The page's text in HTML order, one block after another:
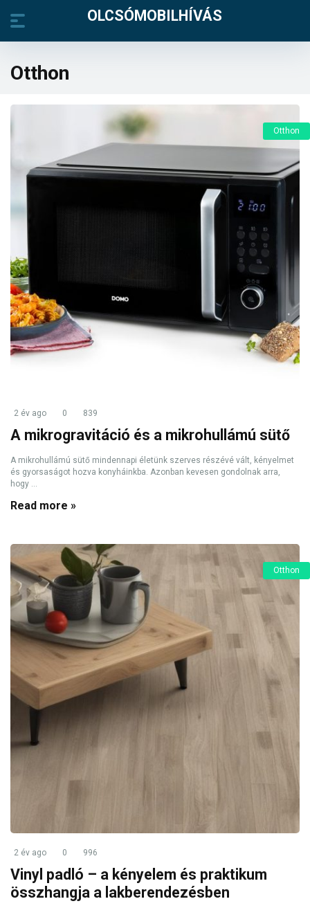
OLCSÓMOBILHÍVÁS
Otthon
Otthon
2 év ago 0 839
A mikrogravitáció és a mikrohullámú sütő
A mikrohullámú sütő mindennapi életünk szerves részévé vált, kényelmet
és gyorsaságot hozva konyháinkba. Azonban kevesen gondolnak arra,
hogy ...
Read more »
Otthon
2 év ago 0 996
Vinyl padló – a kényelem és praktikum
összhangja a lakberendezésben